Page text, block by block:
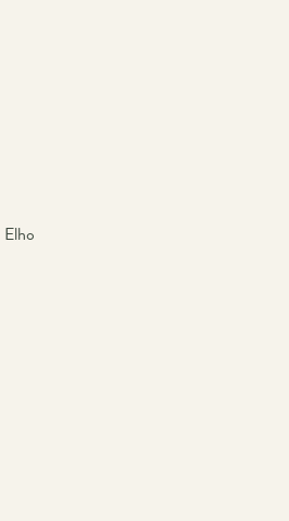
Elho